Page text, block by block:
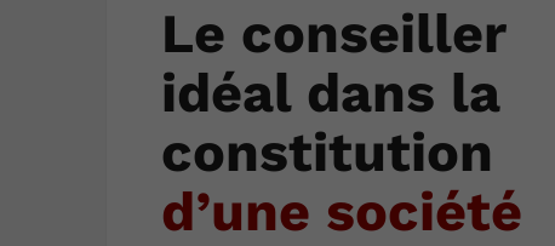
Le conseiller
idéal dans la
constitution
d’une société